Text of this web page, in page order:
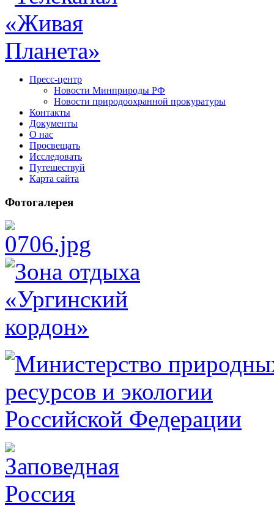
Пресс-центр
Новости Минприроды РФ
Новости природоохранной прокуратуры
Контакты
Документы
О нас
Просвещать
Исследовать
Путешествуй
Карта сайта
Фотогалерея